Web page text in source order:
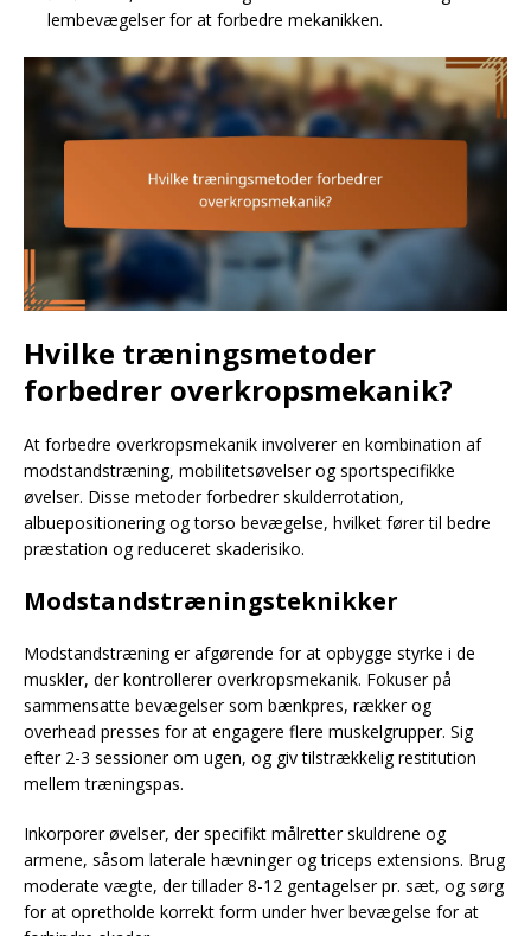
lembevægelser for at forbedre mekanikken.
Hvilke træningsmetoder
forbedrer overkropsmekanik?
At forbedre overkropsmekanik involverer en kombination af
modstandstræning, mobilitetsøvelser og sportspecifikke
øvelser. Disse metoder forbedrer skulderrotation,
albuepositionering og torso bevægelse, hvilket fører til bedre
præstation og reduceret skaderisiko.
Modstandstræningsteknikker
Modstandstræning er afgørende for at opbygge styrke i de
muskler, der kontrollerer overkropsmekanik. Fokuser på
sammensatte bevægelser som bænkpres, rækker og
overhead presses for at engagere flere muskelgrupper. Sig
efter 2-3 sessioner om ugen, og giv tilstrækkelig restitution
mellem træningspas.
Inkorporer øvelser, der specifikt målretter skuldrene og
armene, såsom laterale hævninger og triceps extensions. Brug
moderate vægte, der tillader 8-12 gentagelser pr. sæt, og sørg
for at opretholde korrekt form under hver bevægelse for at